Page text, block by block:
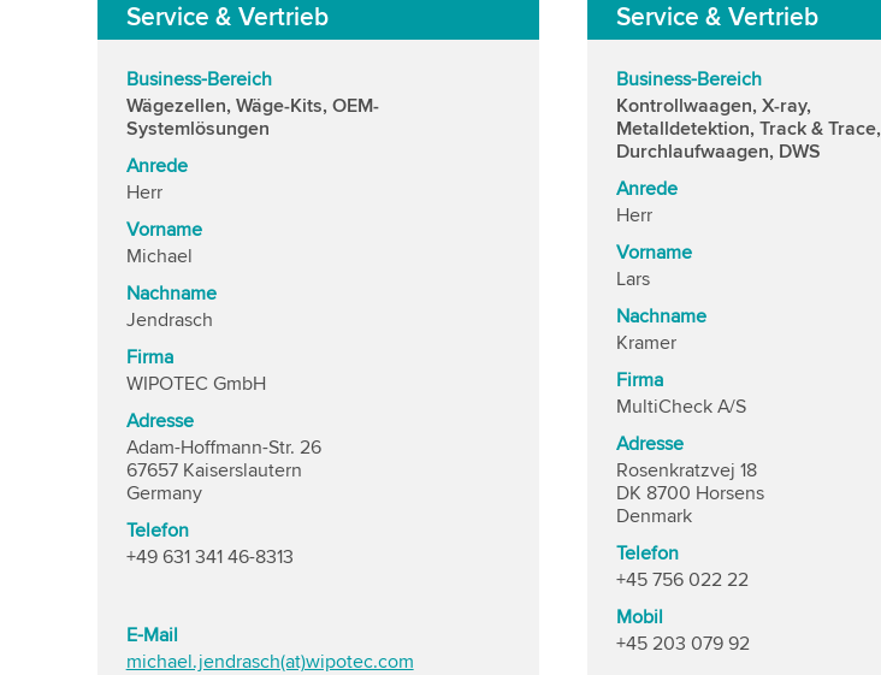
Service & Vertrieb
Business-Bereich
Wägezellen, Wäge-Kits, OEM-
Systemlösungen
Anrede
Herr
Vorname
Michael
Nachname
Jendrasch
Firma
WIPOTEC GmbH
Adresse
Adam-Hoffmann-Str. 26
67657 Kaiserslautern
Germany
Telefon
+49 631 341 46-8313
E-Mail
michael.jendrasch(at)wipotec.com
Service & Vertrieb
Business-Bereich
Kontrollwaagen, X-ray,
Metalldetektion, Track & Trace,
Durchlaufwaagen, DWS
Anrede
Herr
Vorname
Lars
Nachname
Kramer
Firma
MultiCheck A/S
Adresse
Rosenkratzvej 18
DK 8700 Horsens
Denmark
Telefon
+45 756 022 22
Mobil
+45 203 079 92